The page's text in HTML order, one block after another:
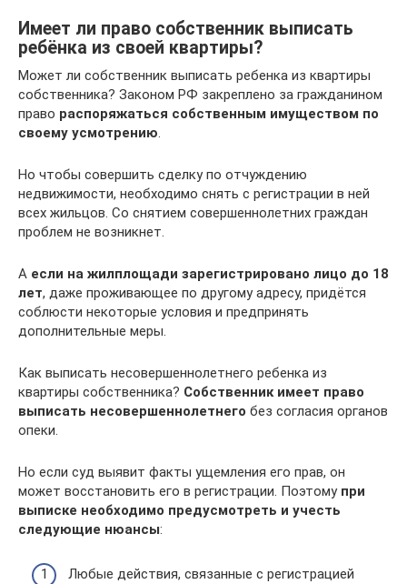
Имеет ли право собственник выписать
ребёнка из своей квартиры?
Может ли собственник выписать ребенка из квартиры
собственника? Законом РФ закреплено за гражданином
право распоряжаться собственным имуществом по
своему усмотрению.
Но чтобы совершить сделку по отчуждению
недвижимости, необходимо снять с регистрации в ней
всех жильцов. Со снятием совершеннолетних граждан
проблем не возникнет.
А если на жилплощади зарегистрировано лицо до 18
лет, даже проживающее по другому адресу, придётся
соблюсти некоторые условия и предпринять
дополнительные меры.
Как выписать несовершеннолетнего ребенка из
квартиры собственника? Собственник имеет право
выписать несовершеннолетнего без согласия органов
опеки.
Но если суд выявит факты ущемления его прав, он
может восстановить его в регистрации. Поэтому при
выписке необходимо предусмотреть и учесть
следующие нюансы:
Любые действия, связанные с регистрацией